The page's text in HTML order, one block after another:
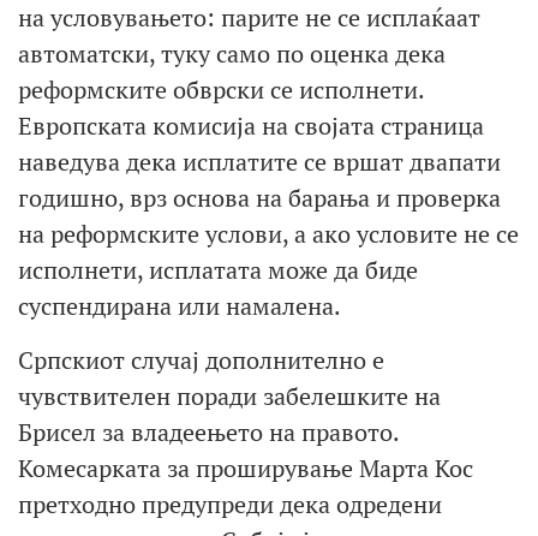
на условувањето: парите не се исплаќаат
автоматски, туку само по оценка дека
реформските обврски се исполнети.
Европската комисија на својата страница
наведува дека исплатите се вршат двапати
годишно, врз основа на барања и проверка
на реформските услови, а ако условите не се
исполнети, исплатата може да биде
суспендирана или намалена.
Српскиот случај дополнително е
чувствителен поради забелешките на
Брисел за владеењето на правото.
Комесарката за проширување Марта Кос
претходно предупреди дека одредени